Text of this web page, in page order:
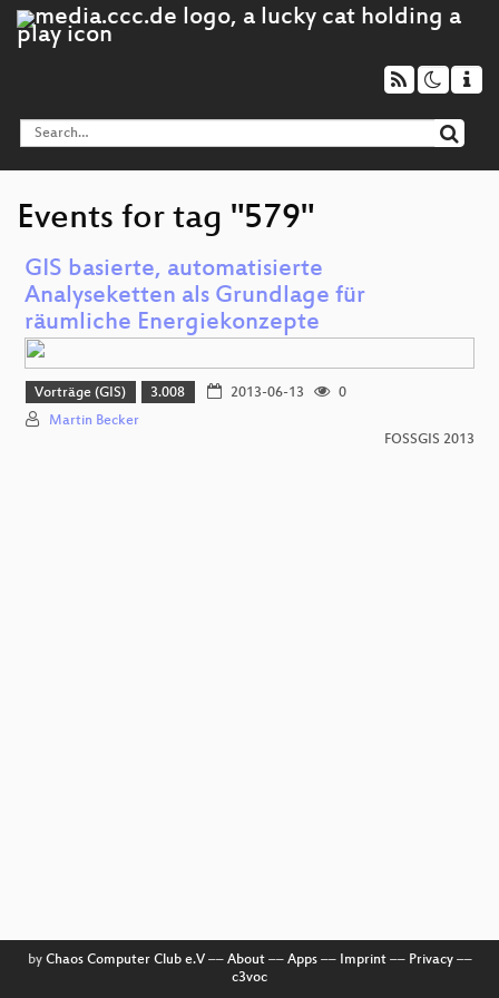
Events for tag "579"
GIS basierte, automatisierte
Analyseketten als Grundlage für
räumliche Energiekonzepte
Vorträge (GIS) 3.008 2013-06-13
0
Martin Becker
FOSSGIS 2013
by Chaos Computer Club e.V–– About–– Apps–– Imprint–– Privacy––
c3voc